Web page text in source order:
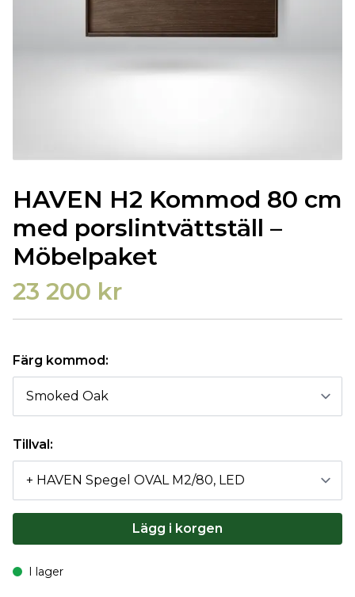
HAVEN H2 Kommod 80 cm
med porslintvättställ –
Möbelpaket
23 200 kr
Färg kommod:
Tillval:
Lägg i korgen
I lager